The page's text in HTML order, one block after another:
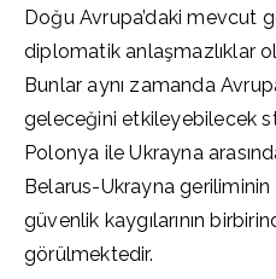
Doğu Avrupa’daki mevcut
diplomatik anlaşmazlıklar
Bunlar aynı zamanda
geleceğini etkileyebilecek
Polonya ile Ukrayna
Belarus-Ukrayna
güvenlik kaygılarının
görülmektedir.